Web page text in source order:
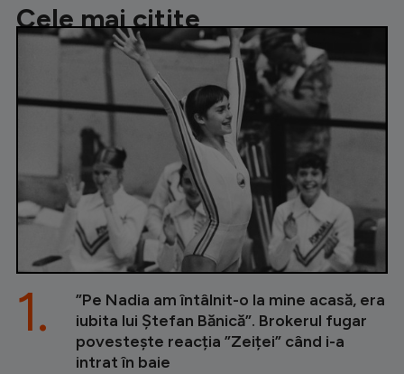
Cele mai citite
”Pe Nadia am întâlnit-o la mine acasă, era
iubita lui Ștefan Bănică”. Brokerul fugar
povestește reacția ”Zeiței” când i-a
intrat în baie
1.